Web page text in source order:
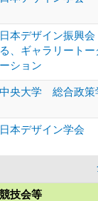
日本デザイン振興
る、ギャラリート
ーション
中央大学 総合政策
日本デザイン学会
技会等